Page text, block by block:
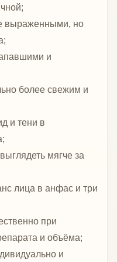
выраженными, но
и
более свежим и
и тени в
мягче за
лица в анфас и три
при
и объёма;
и